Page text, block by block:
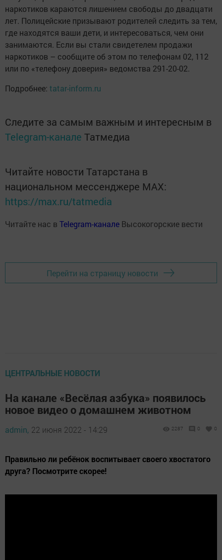
наркотиков караются лишением свободы до двадцати
лет. Полицейские призывают родителей следить за тем,
где находятся ваши дети, и интересоваться, чем они
занимаются. Если вы стали свидетелем продажи
наркотиков – сообщите об этом по телефонам 02, 112
или по «телефону доверия» ведомства 291-20-02.
Подробнее: tatar-inform.ru
Следите за самым важным и интересным в
Telegram-канале Татмедиа
Читайте новости Татарстана в
национальном мессенджере MАХ:
https://max.ru/tatmedia
Читайте нас в Telegram-канале Высокогорские вести
Перейти на страницу новости
ЦЕНТРАЛЬНЫЕ НОВОСТИ
На канале «Весёлая азбука» появилось
новое видео о домашнем животном
admin, 22 июня 2022 - 14:29 2287 0 0
Правильно ли ребёнок воспитывает своего хвостатого
друга? Посмотрите скорее!